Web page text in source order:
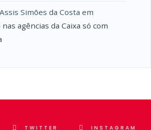
Simões da Costa em
agências da Caixa só com
TWITTER INSTAGRAM